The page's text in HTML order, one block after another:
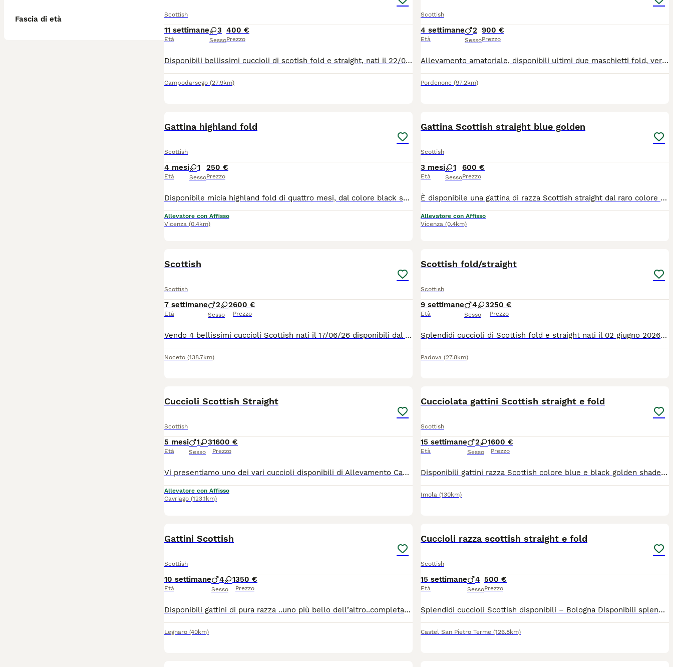
Fascia di età Scottish
11 settimane
Età
3
Sesso
400 €
Prezzo
Disponibili bellissimi cuccioli di scotish fold e straight, nati il 22/05/2026. I piccoli sono cresciuti in ambiente domestico, abituati al contatto umano, puliti e giocosi.Svezzati e già educati all'uso della lettiera.Genitori testati negativi per FCoV, FIV e FeLV.
Campodarsego (27.9km)
Scottish
4 settimane
Età
2
Sesso
900 €
Prezzo
Allevamento amatoriale, disponibili ultimi due maschietti fold, verranno ceduti con libretto sanitario, vaccino trivalente, sverminati, con microchip, svezzati, e all uso della lettiera e tira graffi per maggiori informazioni contattate su whatsapp al 3896635342 o seguite la pagina di Facebook Schottish che passione
Pordenone (97.2km)
Gattina highland fold
Scottish
4 mesi
Età
1
Sesso
250 €
Prezzo
Disponibile micia highland fold di quattro mesi, dal colore black smoke e occhi ambra. Ha manto vellutato e zampette nere. Viene ceduta con due vaccinazioni, sverminazione e visita veterinaria di controllo. Genitori testati per malattie infettive e genetiche. Molto affettuosa e incline alle fusa, è abituata a lettiera e tiragraffi.
Allevatore con Affisso
Vicenza (0.4km)
Gattina Scottish straight blue golden
Scottish
3 mesi
Età
1
Sesso
600 €
Prezzo
È disponibile una gattina di razza Scottish straight dal raro colore Blue Golden shaded e occhi verde smeraldo, di tre mesi di età. Viene ceduta con pedigree da compagnia, una vaccinazione, sverminazione, visita veterinaria di controllo. I genitori, entrambi di colore Golden, sono stati testati per fiv Felv Pkd, hanno effettuato screening genetico e controllo ecocardiografico. La micina ha carattere equilibrato e tranquillo, è elegante e giocosa. Potrà andare nella sua nuova casa dopo metà agosto
Allevatore con Affisso
Vicenza (0.4km)
Scottish
Scottish
7 settimane
Età
2 2
Sesso
600 €
Prezzo
Vendo 4 bellissimi cuccioli Scottish nati il 17/06/26 disponibili dal 20/08/26 2 maschi e due femmine … verranno ceduti dopo controllo veterinario , sverminazione e prima vaccinazione … i gattini sono visibili con possibilità già da ora di scegliere quello che più fa per voi … affrettatevi!!!
Noceto (138.7km)
Scottish fold/straight
Scottish
9 settimane
Età
4 3
Sesso
250 €
Prezzo
Splendidi cuccioli di Scottish fold e straight nati il 02 giugno 2026 cercano famiglia! Mamma Scottish fold blu e papà Scottish straight longhair sono entrambi di nostra proprietà, sanissimi e visionabili con i vostri occhi. I genitori sono sverminati e vacciniti, con libretto sanitario, con test FIV e FELV negativi. I cuccioli - svezzati, sverminati, sono già abituati a lettiera e tiragraffi, a stare con altri animali e con bambini se anche molto piccoli. Chiamateci e saremo felici di darci tutte le informazioni che desiderate.
Padova (27.8km)
Cuccioli Scottish Straight
Scottish
5 mesi
Età
1 3
Sesso
1600 €
Prezzo
Vi presentiamo uno dei vari cuccioli disponibili di Allevamento Casa HD Von Panty 🐱 Tutti i nostri cuccioli vengono cresciuti per i primi mesi da noi affinché non raggiungono i 3 mesi d’età, momento a partire dal quale saranno pronti ad entrare a far parte della nuova famiglia. 🙋🏻‍♀️ Innamorarsi di questi cuccioli è molto facile. Per questo vi suggeriamo sempre di prenotare il cucciolo con largo anticipo. 🏠Venite a farci visita di persona presso il nostro Allevamento, sarà amore a prima vista ♥️ 💕Inoltre potremmo dialogare assieme per scoprire le vostre affinità con il cucciolo e darvi dei consigli per costruire una piacevole relazione felina. Ricordiamo che tutti i nostri cuccioli vengono ceduti con: 1) Contratto 2) libretto sanitario e Pedigree 3) Vaccinazioni e sverminazione 4) Microchip 5) Certificato di buona salute 6) Test genitori 7)Kit giochi e consigli comportamentali e alimentari per relazionarsi con il cucciolo I nostri cuccioli sono già educati al tiragraffi e all’uso della lettiera. Un animale è magia 👉 ci trovate a: 📍 36062 Villafranca di Verona in via Carlo Alberto, 44 📍42025 Corte Tegge Cavriago (RE) in Via Piero Gobetti,1 ☎️ prendete appuntamento telefonico al 348 4095905 oppure 340 0021208 https://allevamentocasahdvonbaunty.com Ciao 🐾 Milena, Larysa e Fausto 🐾
Allevatore con Affisso
Cavriago (123.1km)
Cucciolata gattini Scottish straight e fold
Scottish
15 settimane
Età
2 1
Sesso
600 €
Prezzo
Disponibili gattini razza Scottish colore blue e black golden shaded. Occhi verdi. Una femmina Straight e due maschi Fold. Muniti di pedigree ministeriale, doppio vaccino, sverminazione, microchip, passaggio di proprietà e libretto sanitario. Genitori testati felv, fiv e pkd. Per info 3356236300
Imola (130km)
Gattini Scottish
Scottish
10 settimane
Età
4 1
Sesso
350 €
Prezzo
Disponibili gattini di pura razza ..uno più bello dell’altro..completamente tutti diversi ..abituati alla lettiera tira graffi e mangiano autonomamente ..cresciuti in casa con noi e nostri bimbi sono molto affettuosi..contattatemi per altre informazioni 😊
Legnaro (40km)
Cuccioli razza scottish straight e fold
Scottish
15 settimane
Età
4
Sesso
500 €
Prezzo
Splendidi cuccioli Scottish disponibili – Bologna Disponibili splendidi cuccioli di Scottish, cresciuti in ambiente familiare con tanto amore e attenzione. I cuccioli nati il 21 aprile 2026, saranno ceduti solo dopo il compimento dell'età minima prevista dalla normativa, con: sverminazione effettuata; vaccinazioni in regola per l'età; visita veterinaria; libretto sanitario. Sono abituati al contatto con le persone, affettuosi, equilibrati e perfettamente socializzati. I genitori sono visibili e vengono allevati con cura. Su richiesta è possibile ricevere ulteriori foto e video dei cuccioli e dei genitori. È possibile venire a conoscerli senza impegno a Bologna. Per informazioni, foto, video o per fissare una visita, contattatemi in privato.
Castel San Pietro Terme (126.8km)